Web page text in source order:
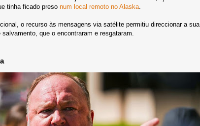
tinha ficado preso num local remoto no Alaska
o recurso às mensagens via satélite permitiu direccionar a sua
que o encontraram e resgataram.